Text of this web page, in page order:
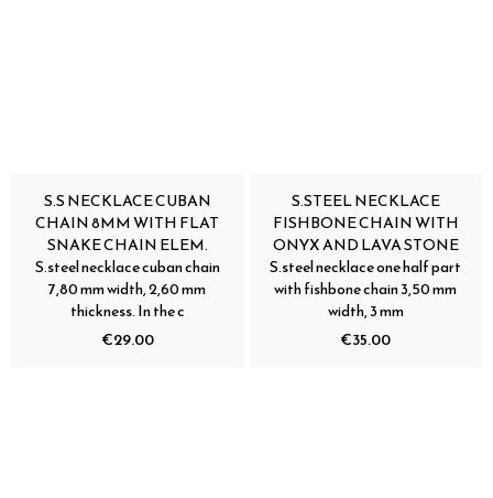
S.S NECKLACE CUBAN
CHAIN 8MM WITH FLAT
SNAKE CHAIN ELEM.
S.steel necklace cuban chain
7,80 mm width, 2,60 mm
thickness. In the c
€29.00
S.STEEL NECKLACE
FISHBONE CHAIN WITH
ONYX AND LAVA STONE
S.steel necklace one half part
with fishbone chain 3,50 mm
width, 3 mm
€35.00